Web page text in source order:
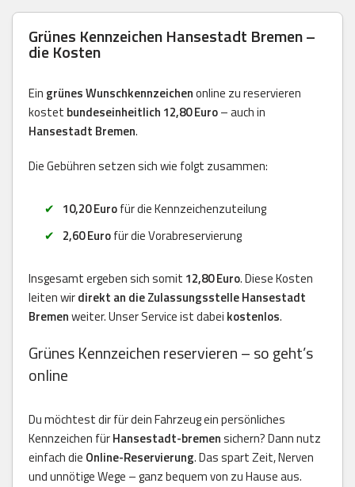
Grünes Kennzeichen Hansestadt Bremen –
die Kosten
Ein grünes Wunschkennzeichenonline zu reservieren
kostet bundeseinheitlich 12,80 Euro– auch in
Hansestadt Bremen.
Die Gebühren setzen sich wie folgt zusammen:
10,20 Eurofür die Kennzeichenzuteilung
2,60 Eurofür die Vorabreservierung
Insgesamt ergeben sich somit 12,80 Euro. Diese Kosten
leiten wirdirekt an die Zulassungsstelle Hansestadt
Bremenweiter. Unser Service ist dabei kostenlos.
Grünes Kennzeichen reservieren – so geht’s
online
Du möchtest dir für dein Fahrzeug ein persönliches
Kennzeichen fürHansestadt-bremensichern? Dann nutz
einfach die Online-Reservierung. Das spart Zeit, Nerven
und unnötige Wege – ganz bequem von zu Hause aus.